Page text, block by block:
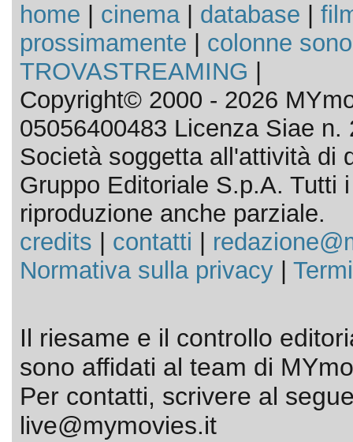
home cinema| database
prossimamente
colonne
TROVASTREAMING
Copyright© 2000 - 2026
05056400483 Licenza Siae n.
Società soggetta all'attività di
Gruppo Editoriale S.p.A. Tutti
riproduzione anche parziale.
credits
contatti
Normativa sulla privacy|
Il riesame e il controllo
sono affidati al team di
Per contatti, scrivere al
live@mymovies.it